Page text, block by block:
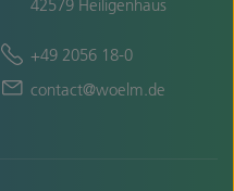
+49 2056 18-0
contact@woelm.de